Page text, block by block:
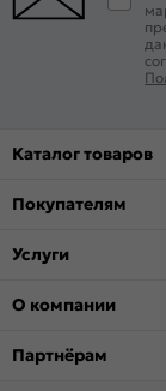
Каталог товаров
Покупателям
Услуги
О компании
Партнёрам